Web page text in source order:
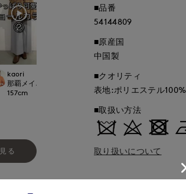
kaori
那覇メインプレイスI.T.'S.international
157cm cm
170cm
る
■品番
54144809
■原産国
中国製
■クオリティ
表地:ポリエステル
■取扱い方法
取り扱いについて